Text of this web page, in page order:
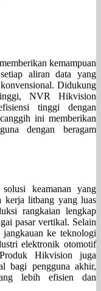
kemampuan
aliran data yang
Didukung
NVR Hikvision
tinggi dengan
ini memberikan
dengan beragam
keamanan yang
kerja litbang yang luas
rangkaian lengkap
pasar vertikal. Selain
ke teknologi
elektronik otomotif
Hikvision juga
bagi pengguna akhir,
lebih efisien dan